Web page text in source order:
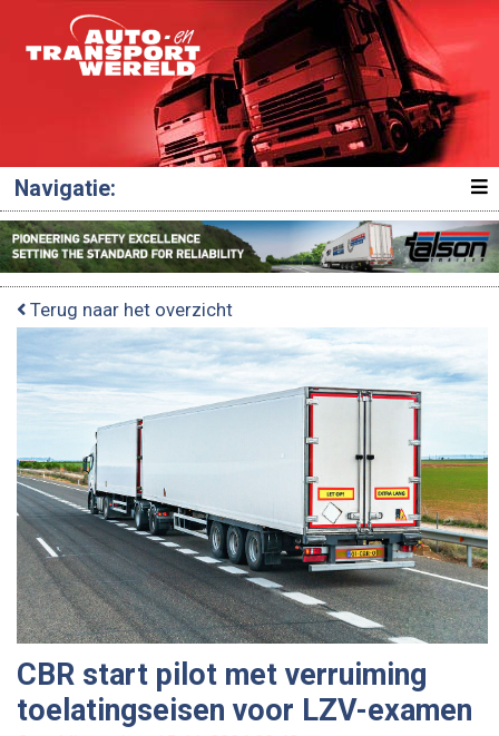
Navigatie:
Terug naar het overzicht
CBR start pilot met verruiming
toelatingseisen voor LZV-examen